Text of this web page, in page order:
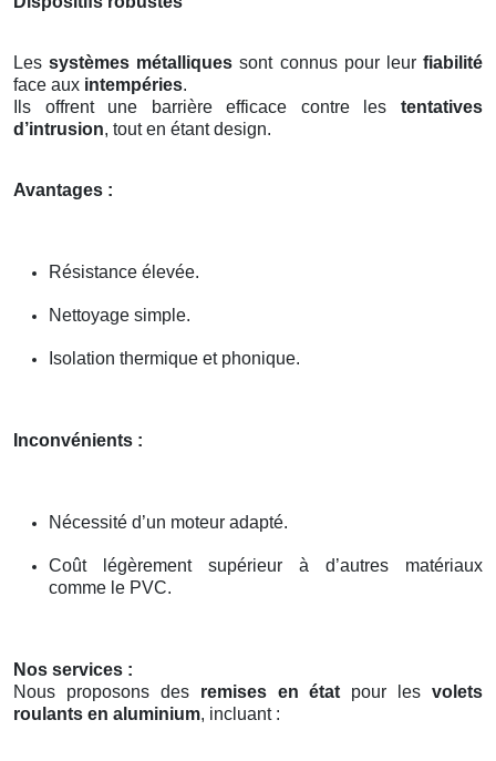
Lessystèmes métalliques sont connus pour leurfiabilité
face aux intempéries.
Ils offrent une barrière efficace contre les tentatives
d’intrusion, tout en étant design.
Avantages :
Résistance élevée.
Nettoyage simple.
Isolation thermique et phonique.
Inconvénients :
Nécessité d’un moteur adapté.
Coût légèrement supérieur à d’autres matériaux
comme le PVC.
Nos services :
Nous proposons des remises en état pour les volets
roulants en aluminium, incluant :